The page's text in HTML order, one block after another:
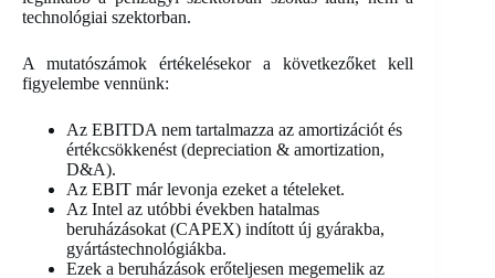
technológiai szektorban.
A mutatószámok értékelésekor a következőket kell
figyelembe vennünk:
Az EBITDA nem tartalmazza az amortizációt és
értékcsökkenést (depreciation & amortization,
D&A).
Az EBIT már levonja ezeket a tételeket.
Az Intel az utóbbi években hatalmas
beruházásokat (CAPEX) indított új gyárakba,
gyártástechnológiákba.
Ezek a beruházások erőteljesen megemelik az